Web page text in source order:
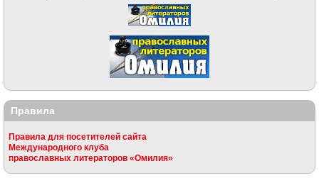
Правила
Правила для посетителей сайта
Международного клуба
православных литераторов «Омилия»